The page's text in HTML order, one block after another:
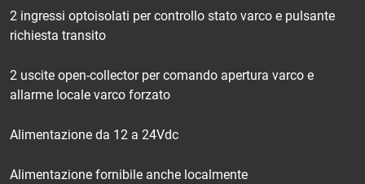
2 ingressi optoisolati per controllo stato varco e pulsante
richiesta transito
2 uscite open-collector per comando apertura varco e
allarme locale varco forzato
Alimentazione da 12 a 24Vdc
Alimentazione fornibile anche localmente